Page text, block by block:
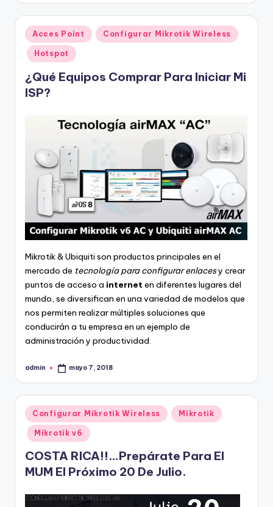
Publicado
en
Acces Point Configurar Mikrotik Wireless
Hotspot
¿Qué Equipos Comprar Para Iniciar Mi
ISP?
Mikrotik & Ubiquiti son productos principales en el
mercado de tecnología para configurar enlacesy crear
puntos de acceso a internet en diferentes lugares del
mundo, se diversifican en una variedad de modelos que
nos permiten realizar múltiples soluciones que
conducirán a tu empresa en un ejemplo de
administración y productividad.
Publicado
admin mayo 7, 2018
Publicado
en
Configurar Mikrotik Wireless Mikrotik
Mikrotik v6
COSTA RICA!!…Prepárate Para El
MUM El Próximo 20 De Julio.